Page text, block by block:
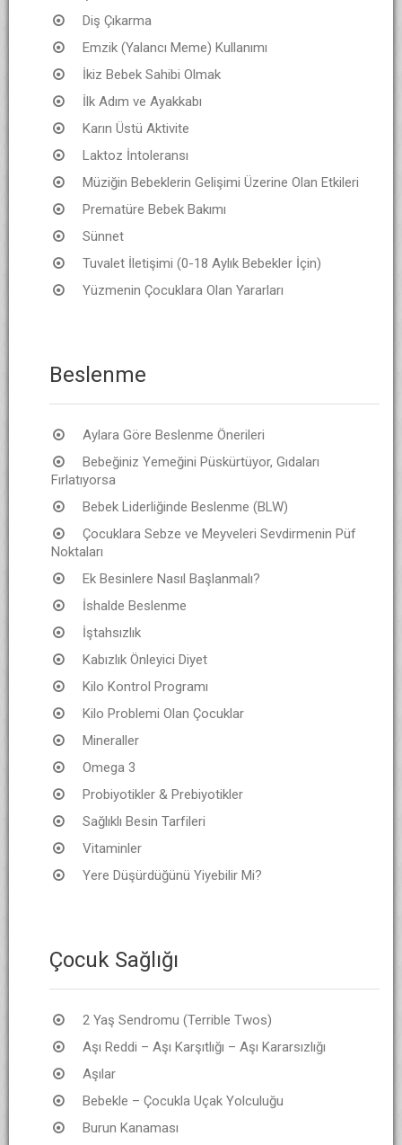
Diş Çıkarma
Emzik (Yalancı Meme) Kullanımı
İkiz Bebek Sahibi Olmak
İlk Adım ve Ayakkabı
Karın Üstü Aktivite
Laktoz İntoleransı
Müziğin Bebeklerin Gelişimi Üzerine Olan Etkileri
Prematüre Bebek Bakımı
Sünnet
Tuvalet İletişimi (0-18 Aylık Bebekler İçin)
Yüzmenin Çocuklara Olan Yararları
Beslenme
Aylara Göre Beslenme Önerileri
Bebeğiniz Yemeğini Püskürtüyor, Gıdaları
Fırlatıyorsa
Bebek Liderliğinde Beslenme (BLW)
Çocuklara Sebze ve Meyveleri Sevdirmenin Püf
Noktaları
Ek Besinlere Nasıl Başlanmalı?
İshalde Beslenme
İştahsızlık
Kabızlık Önleyici Diyet
Kilo Kontrol Programı
Kilo Problemi Olan Çocuklar
Mineraller
Omega 3
Probiyotikler & Prebiyotikler
Sağlıklı Besin Tarfileri
Vitaminler
Yere Düşürdüğünü Yiyebilir Mi?
Çocuk Sağlığı
2 Yaş Sendromu (Terrible Twos)
Aşı Reddi – Aşı Karşıtlığı – Aşı Kararsızlığı
Aşılar
Bebekle – Çocukla Uçak Yolculuğu
Burun Kanaması